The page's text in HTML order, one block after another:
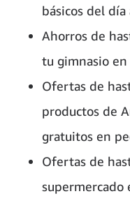
básicos del día
Ahorros de
tu gimnasio en
Ofertas de
productos de
gratuitos en
Ofertas de
supermercado